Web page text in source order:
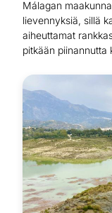
Málagan
lievennyksiä, sillä
aiheuttamat
pitkään piinannutta